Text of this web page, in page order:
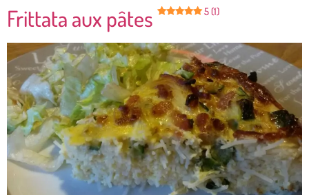
Frittata aux pâtes 5 (1)